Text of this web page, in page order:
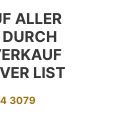
ALLER
LIST
3079